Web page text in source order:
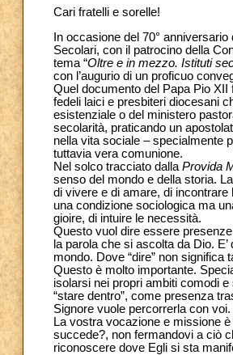
Cari fratelli e sorelle!
In occasione del 70°
Secolari, con il patrocino della
tema “Oltre e in mezzo. Istituti
con l’augurio di un proficuo
Quel documento del Papa Pio
fedeli laici e presbiteri diocesani
esistenziale o del ministero
secolarità, praticando un
nella vita sociale – specialmente
tuttavia vera comunione.
Nel solco tracciato dalla Provida
senso del mondo e della storia.
di vivere e di amare, di incontrare
una condizione sociologica ma
gioire, di intuire le necessità.
Questo vuol dire essere
la parola che si ascolta da Dio.
mondo. Dove “dire” non significa
Questo è molto importante.
isolarsi nei propri ambiti comodi
“stare dentro”, come presenza
Signore vuole percorrerla con voi.
La vostra vocazione e missione
succede?, non fermandovi a ciò
riconoscere dove Egli si sta